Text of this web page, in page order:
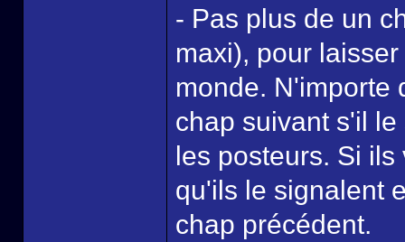
- Pas plus de un
maxi), pour
monde. N'importe
chap suivant s'il
les posteurs. Si
qu'ils le signalent
chap précédent.